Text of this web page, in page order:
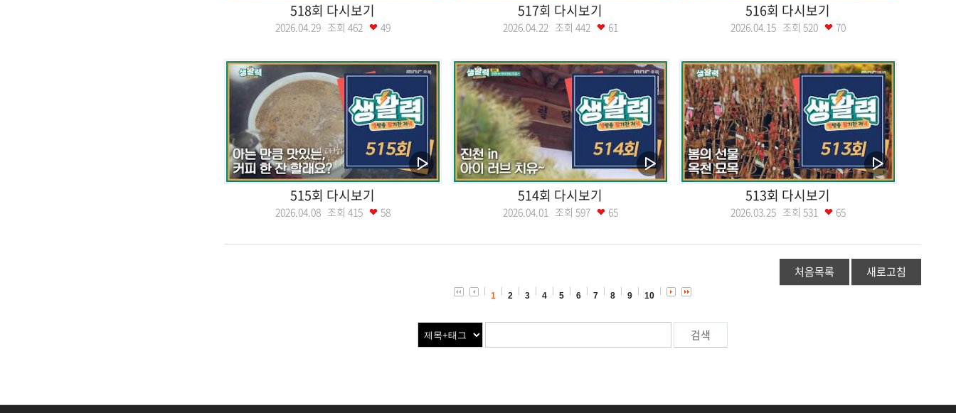
518회 다시보기
2026.04.29 조회 462 49
517회 다시보기
2026.04.22 조회 442 61
516회 다시보기
2026.04.15 조회 520 70
515회 다시보기
2026.04.08 조회 415 58
514회 다시보기
2026.04.01 조회 597 65
513회 다시보기
2026.03.25 조회 531 65
처음목록 새로고침
1 2 3 4 5 6 7 8 9 10